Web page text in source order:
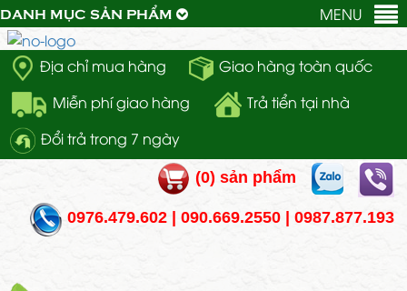
Địa chỉ mua hàng
Giao hàng toàn quốc
Miễn phí giao hàng
Trả tiển tại nhà
Đổi trả trong 7 ngày
(0) sản phẩm
0976.479.602 | 090.669.2550 | 0987.877.193
MENU
DANH MỤC SẢN PHẨM